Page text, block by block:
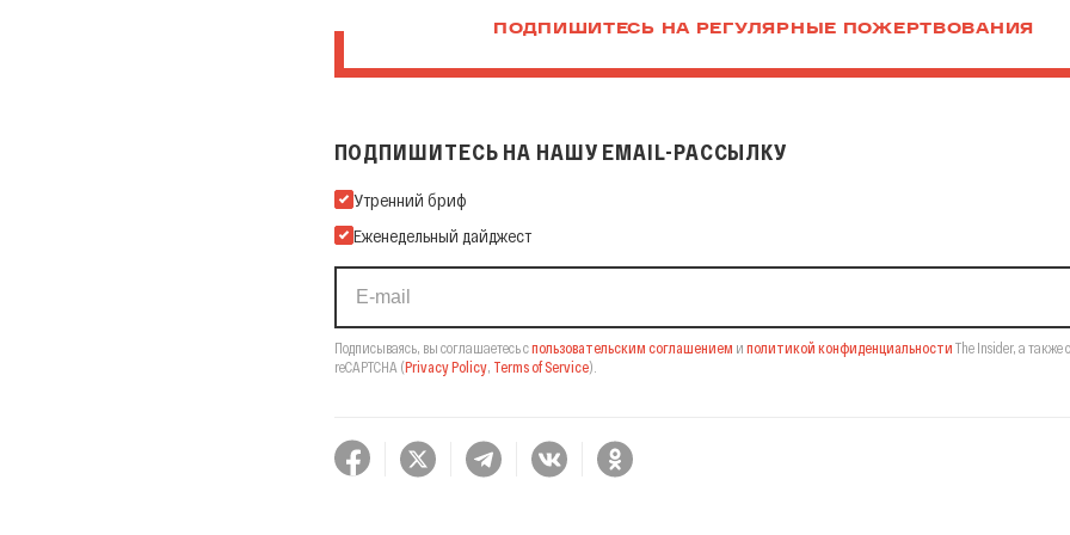
ПОДПИШИТЕСЬ НА РЕГУЛЯРНЫЕ ПОЖЕРТВОВАНИЯ
ПОДПИШИТЕСЬ НА НАШУ EMAIL-РАССЫЛКУ
Подпишитесь на нашу Email-рассылку
Утренний бриф
Еженедельный дайджест
Подписываясь, вы соглашаетесь спользовательским соглашением и политикой конфиденциальности The Insider, а также
reCAPTCHA (Privacy Policy, Terms of Service).